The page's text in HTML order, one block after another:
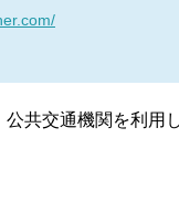
共交通機関を利用